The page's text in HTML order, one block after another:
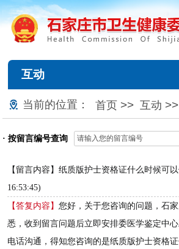
互动
当前的位置： 首页>> 互动 >>